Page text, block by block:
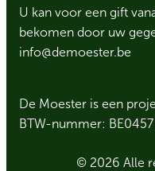
U kan voor een gift
bekomen door uw
info@demoester.be
De Moester is een
BTW-nummer:
© 2026 Alle